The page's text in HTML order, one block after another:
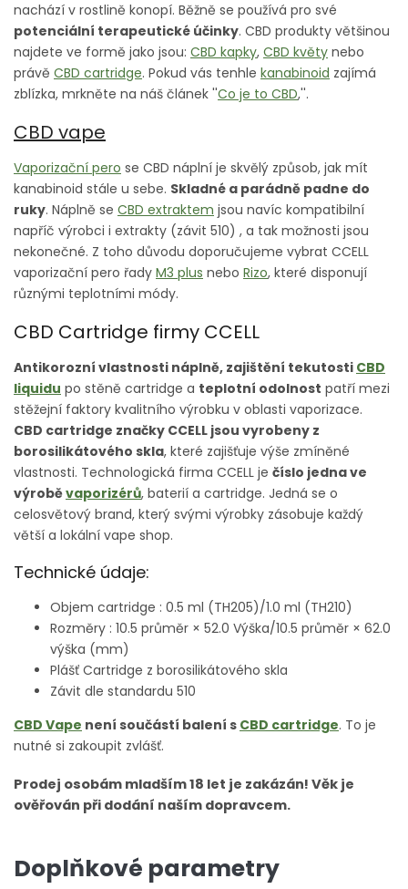
nachází v rostlině konopí. Běžně se používá pro své
potenciální terapeutické účinky. CBD produkty většinou
najdete ve formě jako jsou: CBD kapky, CBD květy nebo
právě CBD cartridge. Pokud vás tenhle kanabinoid zajímá
zblízka, mrkněte na náš článek ''Co je to CBD,''.
CBD vape
Vaporizační pero se CBD náplní je skvělý způsob, jak mít
kanabinoid stále u sebe. Skladné a parádně padne do
ruky. Náplně se CBD extraktem jsou navíc kompatibilní
napříč výrobci i extrakty (závit 510) , a tak možnosti jsou
nekonečné. Z toho důvodu doporučujeme vybrat CCELL
vaporizační pero řady M3 plus nebo Rizo, které disponují
různými teplotními módy.
CBD Cartridge firmy CCELL
Antikorozní vlastnosti náplně, zajištění tekutosti CBD
liquidu po stěně cartridge a teplotní odolnost patří mezi
stěžejní faktory kvalitního výrobku v oblasti vaporizace.
CBD cartridge značky CCELL jsou vyrobeny z
borosilikátového skla, které zajišťuje výše zmíněné
vlastnosti. Technologická firma CCELL je číslo jedna ve
výroběvaporizérů, baterií a cartridge. Jedná se o
celosvětový brand, který svými výrobky zásobuje každý
větší a lokální vape shop.
Technické údaje:
Objem cartridge : 0.5 ml (TH205)/1.0 ml (TH210)
Rozměry : 10.5 průměr × 52.0 Výška/10.5 průměr × 62.0
výška (mm)
Plášť Cartridge z borosilikátového skla
Závit dle standardu 510
CBD Vape není součástí balení s CBD cartridge. To je
nutné si zakoupit zvlášť.
Prodej osobám mladším 18 let je zakázán! Věk je
ověřován při dodání naším dopravcem.
Doplňkové parametry